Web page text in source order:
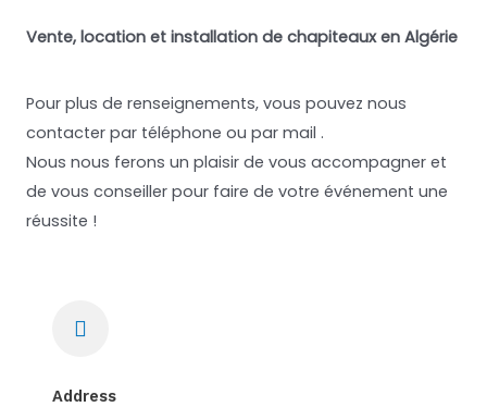
Vente, location et installation de chapiteaux en Algérie
Pour plus de renseignements, vous pouvez nous
contacter par téléphone ou par mail .
Nous nous ferons un plaisir de vous accompagner et
de vous conseiller pour faire de votre événement une
réussite !
Address